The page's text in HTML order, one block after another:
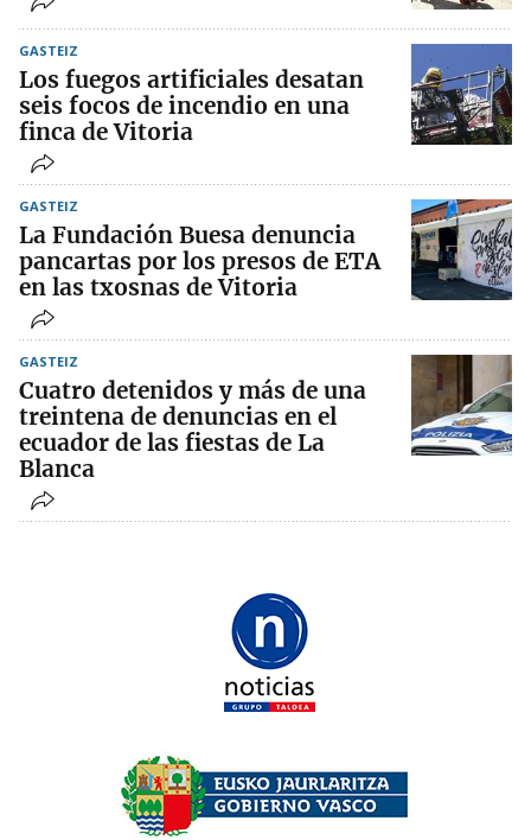
GASTEIZ
Los fuegos artificiales desatan
seis focos de incendio en una
finca de Vitoria
GASTEIZ
La Fundación Buesa denuncia
pancartas por los presos de ETA
en las txosnas de Vitoria
GASTEIZ
Cuatro detenidos y más de una
treintena de denuncias en el
ecuador de las fiestas de La
Blanca